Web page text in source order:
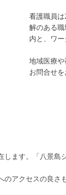
看護職員
解のある
内と、ワ
地域医療や
お問合せを
ます。「八景
アクセスの良さ